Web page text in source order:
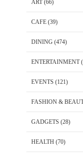
ART(66)
CAFE (39)
DINING (474)
ENTERTAINMENT
EVENTS (121)
FASHION &
GADGETS (28)
HEALTH (70)